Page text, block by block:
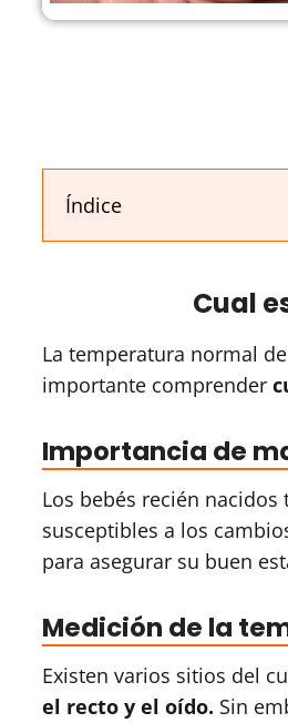
Índice
Cual
La temperatura normal
importante comprender
Importancia de
Los bebés recién
susceptibles a los
para asegurar su buen
Medición de la
Existen varios sitios del
el recto y el oído. Sin